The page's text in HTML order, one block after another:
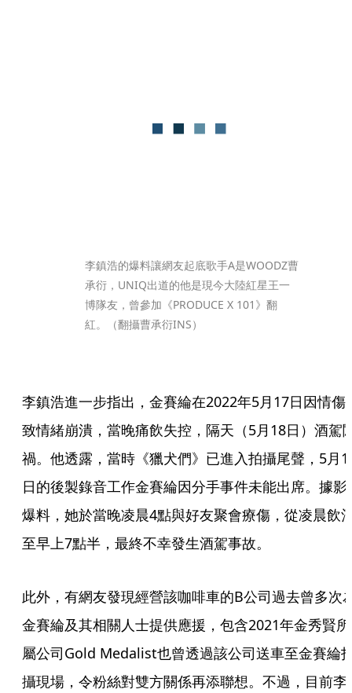
李鎮浩的爆料讓網友起底歌手A是WOODZ曹
承衍，UNIQ出道的他是現今大陸紅星王一
博隊友，曾參加《PRODUCE X 101》翻
紅。（翻攝曹承衍INS）
李鎮浩進一步指出，金賽綸在2022年5月17日因情傷
致情緒崩潰，當晚痛飲失控，隔天（5月18日）酒駕
禍。他透露，當時《獵犬們》已進入拍攝尾聲，5月
日的後製錄音工作金賽綸因分手事件未能出席。據影
爆料，她於當晚凌晨4點與好友聚會療傷，從凌晨飲
至早上7點半，最終不幸發生酒駕事故。
此外，有網友發現經營該咖啡車的B公司過去曾多次
金賽綸及其相關人士提供應援，包含2021年金秀賢所
屬公司Gold Medalist也曾透過該公司送車至金賽綸
攝現場，令粉絲對雙方關係再添聯想。不過，目前李